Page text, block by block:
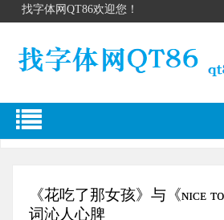
找字体网QT86欢迎您！
《花吃了那女孩》与《ɴɪᴄᴇ
词沁人心脾